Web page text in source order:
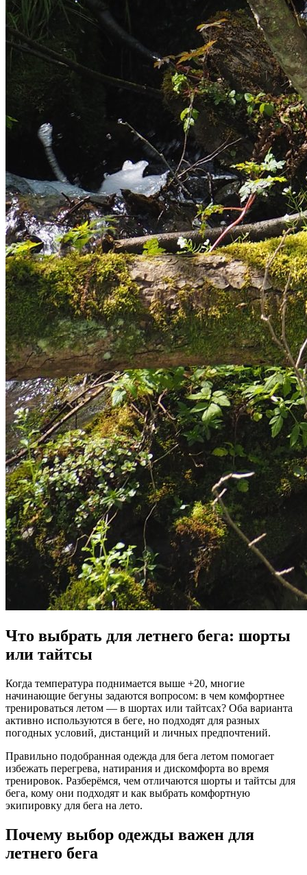
Что выбрать для летнего бега: шорты
или тайтсы
Когда температура поднимается выше +20, многие
начинающие бегуны задаются вопросом: в чем комфортнее
тренироваться летом — в шортах или тайтсах? Оба варианта
активно используются в беге, но подходят для разных
погодных условий, дистанций и личных предпочтений.
Правильно подобранная одежда для бега летом помогает
избежать перегрева, натирания и дискомфорта во время
тренировок. Разберёмся, чем отличаются шорты и тайтсы для
бега, кому они подходят и как выбрать комфортную
экипировку для бега на лето.
Почему выбор одежды важен для
летнего бега